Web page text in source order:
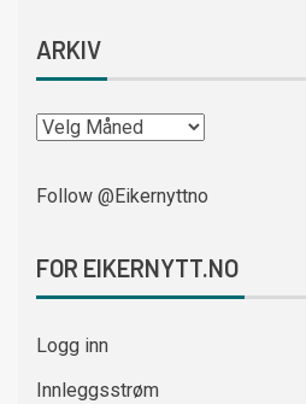
ARKIV
Follow @Eikernyttno
FOR EIKERNYTT.NO
Logg inn
Innleggsstrøm